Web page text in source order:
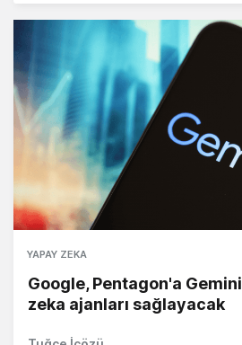
YAPAY ZEKA
Google, Pentagon'a
zeka ajanları sağlayacak